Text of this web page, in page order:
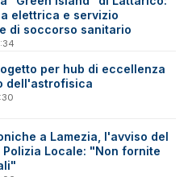
elettrica e servizio
di soccorso sanitario
per hub di eccellenza
dell'astrofisica
a Lamezia, l'avviso del
Polizia Locale: "Non fornite